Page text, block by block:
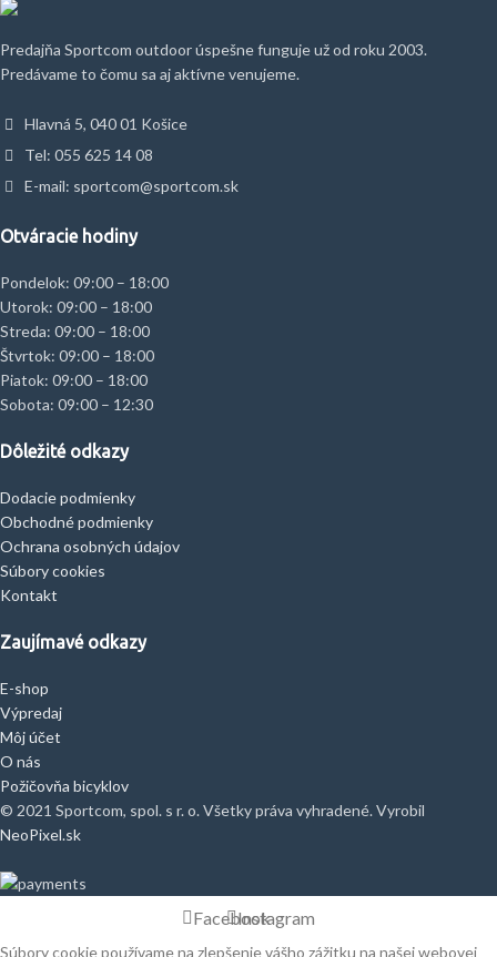
Predajňa Sportcom outdoor úspešne funguje už od roku 2003.
Predávame to čomu sa aj aktívne venujeme.
Hlavná 5, 040 01 Košice
Tel: 055 625 14 08
E-mail: sportcom@sportcom.sk
Otváracie hodiny
Pondelok: 09:00 – 18:00
Utorok: 09:00 – 18:00
Streda: 09:00 – 18:00
Štvrtok: 09:00 – 18:00
Piatok: 09:00 – 18:00
Sobota: 09:00 – 12:30
Dôležité odkazy
Dodacie podmienky
Obchodné podmienky
Ochrana osobných údajov
Súbory cookies
Kontakt
Zaujímavé odkazy
E-shop
Výpredaj
Môj účet
O nás
Požičovňa bicyklov
© 2021 Sportcom, spol. s r. o. Všetky práva vyhradené. Vyrobil
NeoPixel.sk
FacebookInstagram
Súbory cookie používame na zlepšenie vášho zážitku na našej webovej